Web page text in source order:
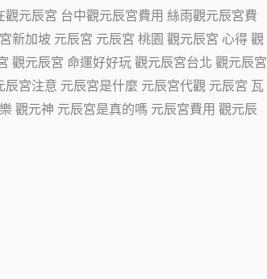
元辰宮 台中觀元辰宮費用 絲雨觀元辰宮費
新加坡 元辰宮 元辰宮 桃園 觀元辰宮 心得 觀
觀元辰宮 命運好好玩 觀元辰宮台北 觀元辰宮
宮注意 元辰宮是什麼 元辰宮代觀 元辰宮 瓦
觀元神 元辰宮是真的嗎 元辰宮費用 觀元辰